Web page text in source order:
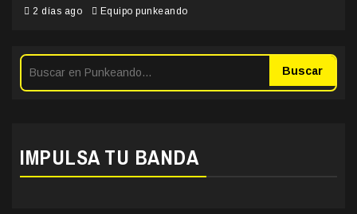
2 días ago Equipo punkeando
Buscar
IMPULSA TU BANDA